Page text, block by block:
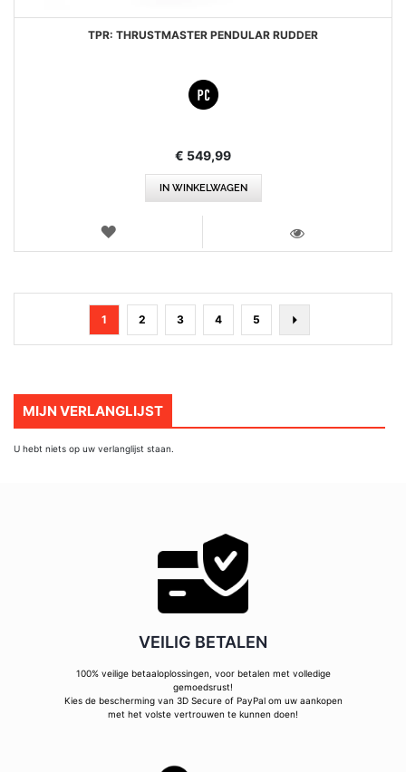
TPR: THRUSTMASTER PENDULAR RUDDER
€ 549,99
IN WINKELWAGEN
VERLANGLIJST
Pagina
U
lees
1 Pagina
2 Pagina
3 Pagina
4 Pagina
5
MIJN VERLANGLIJST
U hebt niets op uw verlanglijst staan.
VEILIG BETALEN
100% veilige betaaloplossingen, voor betalen met volledige
gemoedsrust!
Kies de bescherming van 3D Secure of PayPal om uw aankopen
met het volste vertrouwen te kunnen doen!